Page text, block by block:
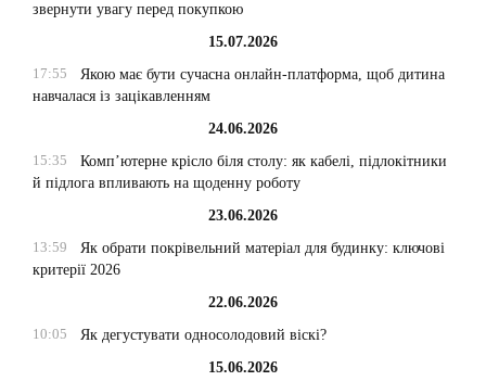
звернути увагу перед покупкою
15.07.2026
17:55
Якою має бути сучасна онлайн-платформа, щоб дитина
навчалася із зацікавленням
24.06.2026
15:35
Комп’ютерне крісло біля столу: як кабелі, підлокітники
й підлога впливають на щоденну роботу
23.06.2026
13:59
Як обрати покрівельний матеріал для будинку: ключові
критерії 2026
22.06.2026
10:05
Як дегустувати односолодовий віскі?
15.06.2026